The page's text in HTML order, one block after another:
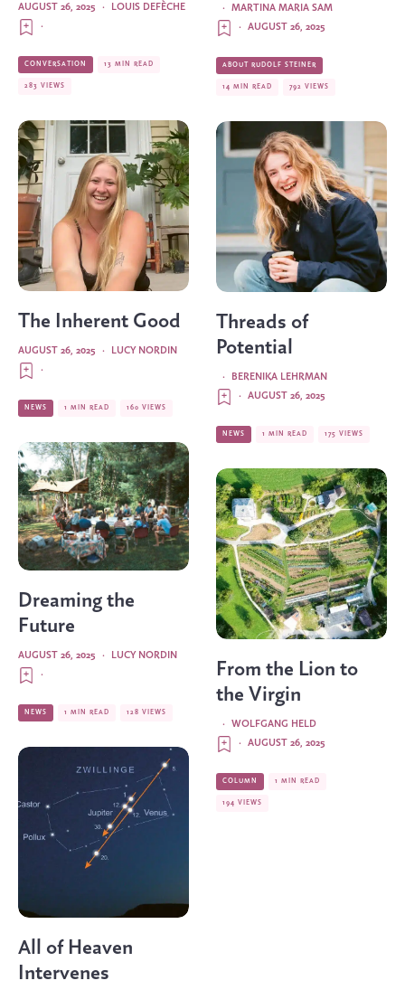
LOUIS DEFÈCHE
·
AUGUST 26, 2025
·
CONVERSATION 13 MIN READ
283 VIEWS
The Inherent Good
LUCY NORDIN
·
AUGUST 26, 2025
·
NEWS 1 MIN READ 160 VIEWS
Dreaming the
Future
LUCY NORDIN
·
AUGUST 26, 2025
·
NEWS 1 MIN READ 128 VIEWS
All of Heaven
Intervenes
MARTINA MARIA SAM
·
AUGUST 26, 2025
·
ABOUT RUDOLF STEINER
14 MIN READ 792 VIEWS
Threads of
Potential
BERENIKA LEHRMAN
·
AUGUST 26, 2025
·
NEWS 1 MIN READ 175 VIEWS
From the Lion to
the Virgin
WOLFGANG HELD
·
AUGUST 26, 2025
·
COLUMN 1 MIN READ
194 VIEWS